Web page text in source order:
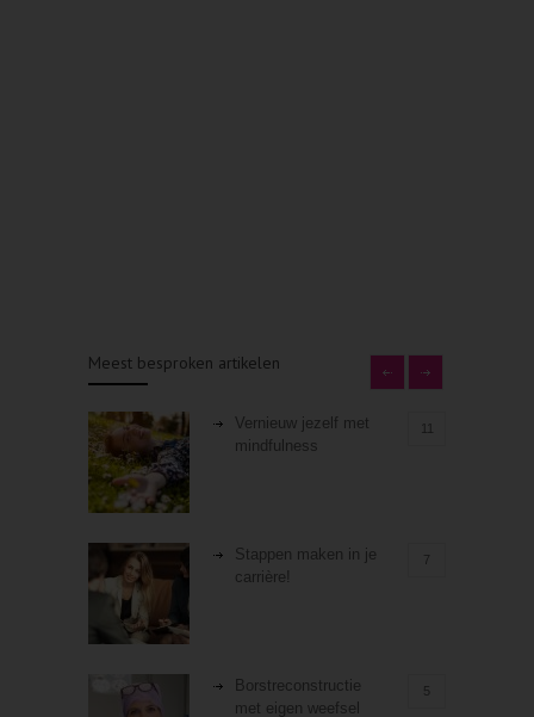
Meest besproken artikelen
Vernieuw jezelf met
mindfulness
Stappen maken in je
carrière!
7
Borstreconstructie
met eigen weefsel
5